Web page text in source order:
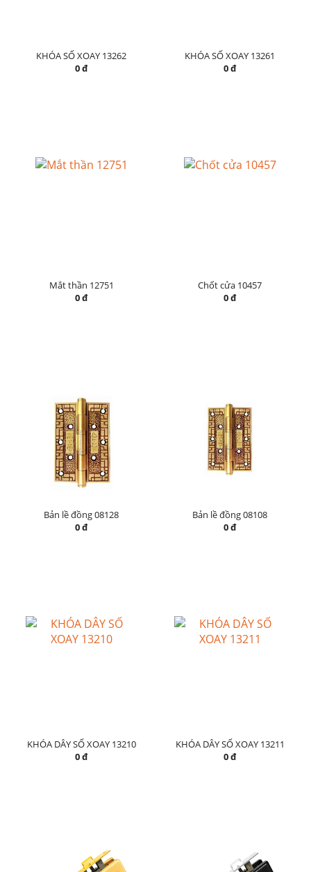
KHÓA SỐ XOAY 13262
0 đ
KHÓA SỐ XOAY 13261
0 đ
Mắt thần 12751
0 đ
Chốt cửa 10457
0 đ
Bản lề đồng 08128
0 đ
Bản lề đồng 08108
0 đ
KHÓA DÂY SỐ XOAY 13210
0 đ
KHÓA DÂY SỐ XOAY 13211
0 đ